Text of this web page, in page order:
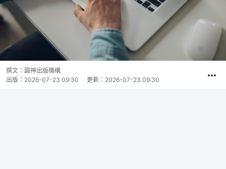
撰文： 圓神出版機構
出版： 2026-07-23 09:30 更新： 2026-07-23 09:30